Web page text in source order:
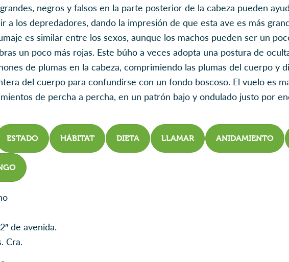
negros y falsos en la parte posterior de la cabeza pueden
a los depredadores, dando la impresión de que esta ave es más
es similar entre los sexos, aunque los machos pueden ser un
un poco más rojas. Este búho a veces adopta una postura de
de plumas en la cabeza, comprimiendo las plumas del cuerpo y
del cuerpo para confundirse con un fondo boscoso. El vuelo es
de percha a percha, en un patrón bajo y ondulado justo por
ESTADO HÁBITAT DIETA LLAMAR ANIDAMIENTO
de avenida.
Cra.